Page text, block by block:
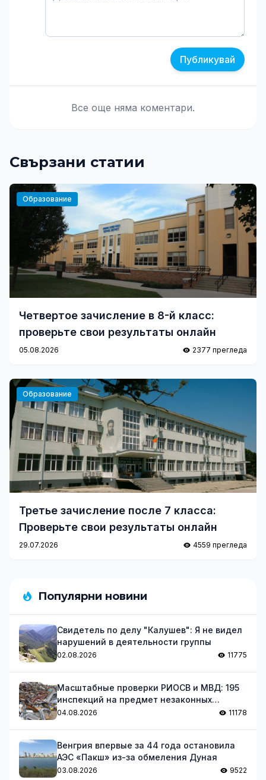
Публикувай
Все още няма коментари.
Свързани статии
Образование
Четвертое зачисление в 8-й класс:
проверьте свои результаты онлайн
05.08.2026 2377 прегледа
Образование
Третье зачисление после 7 класса:
Проверьте свои результаты онлайн
29.07.2026 4559 прегледа
Популярни новини
Свидетель по делу "Калушев": Я не видел
нарушений в деятельности группы
02.08.2026 11775
Масштабные проверки РИОСВ и МВД: 195
инспекций на предмет незаконных
отходов
04.08.2026 11178
Венгрия впервые за 44 года остановила
АЭС «Пакш» из-за обмеления Дуная
03.08.2026 9522